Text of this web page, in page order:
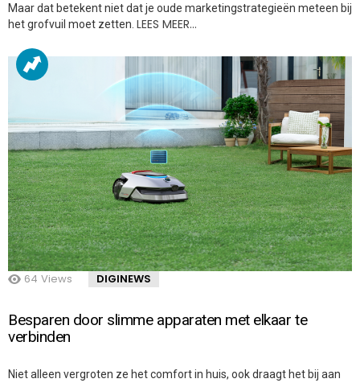
Maar dat betekent niet dat je oude marketingstrategieën meteen bij
het grofvuil moet zetten. LEES MEER…
64 Views DIGINEWS
Besparen door slimme apparaten met elkaar te
verbinden
Niet alleen vergroten ze het comfort in huis, ook draagt het bij aan